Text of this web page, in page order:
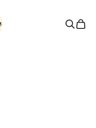
Suchen